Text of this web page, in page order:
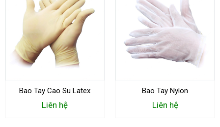
Bao Tay Cao Su Latex
Liên hệ
Bao Tay Nylon
Liên hệ